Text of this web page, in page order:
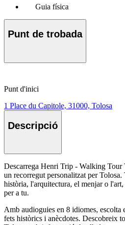
Guia física
Punt de trobada
Punt d'inici
1 Place du Capitole, 31000, Tolosa
Descripció
Descarrega Henri Trip - Walking Tour
un recorregut personalitzat per
història, l'arquitectura, el menjar o
per a tu.
Amb audioguies en 8 idiomes, escolta
fets històrics i anècdotes. Descobreix